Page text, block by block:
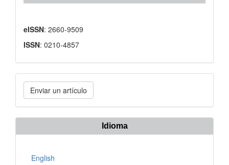
eISSN: 2660-9509
ISSN: 0210-4857
Enviar
un
artículo
Enviar un artículo
Idioma
English